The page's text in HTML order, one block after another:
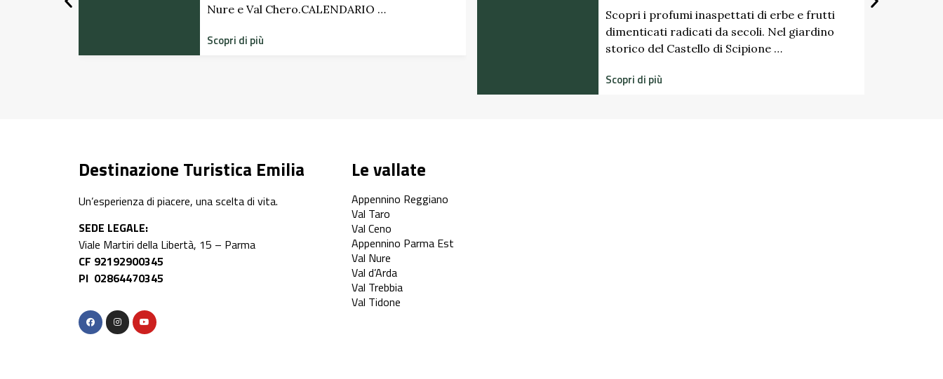
Chero.CALENDARIO …
Scopri i profumi inaspettati di erbe e frutti
di “Tra Taro e Ceno”, un’iniziativa …
Scopri di più
Destinazione Turistica Emilia
Un’esperienza di piacere, una scelta di vita.
SEDE LEGALE:
Viale Martiri della Libertà, 15 – Parma
CF 92192900345
PI 02864470345
Le vallate
Appennino Reggiano
Val Taro
Val Ceno
Appennino Parma Est
Val Nure
Val d’Arda
Val Trebbia
Val Tidone